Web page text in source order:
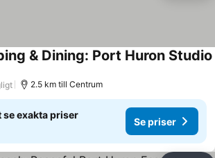
& Dining: Port Huron Studio
2.5 km till Centrum
se exakta priser
Se priser